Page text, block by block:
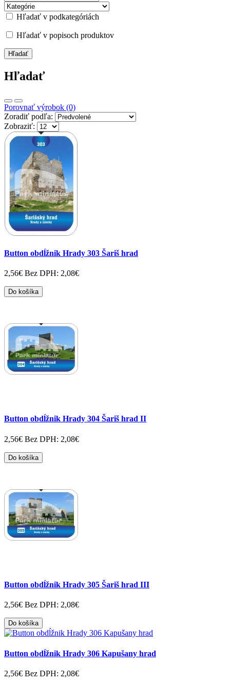
Hľadať v podkategóriách
Hľadať v popisoch produktov
Hľadať
Porovnať výrobok (0)
Zoradiť podľa:
Zobraziť:
Button obdĺžnik Hrady 303 Šariš hrad
2,56€ Bez DPH: 2,08€
Do košíka
Button obdĺžnik Hrady 304 Šariš hrad II
2,56€ Bez DPH: 2,08€
Do košíka
Button obdĺžnik Hrady 305 Šariš hrad III
2,56€ Bez DPH: 2,08€
Do košíka
Button obdĺžnik Hrady 306 Kapušany hrad
2,56€ Bez DPH: 2,08€